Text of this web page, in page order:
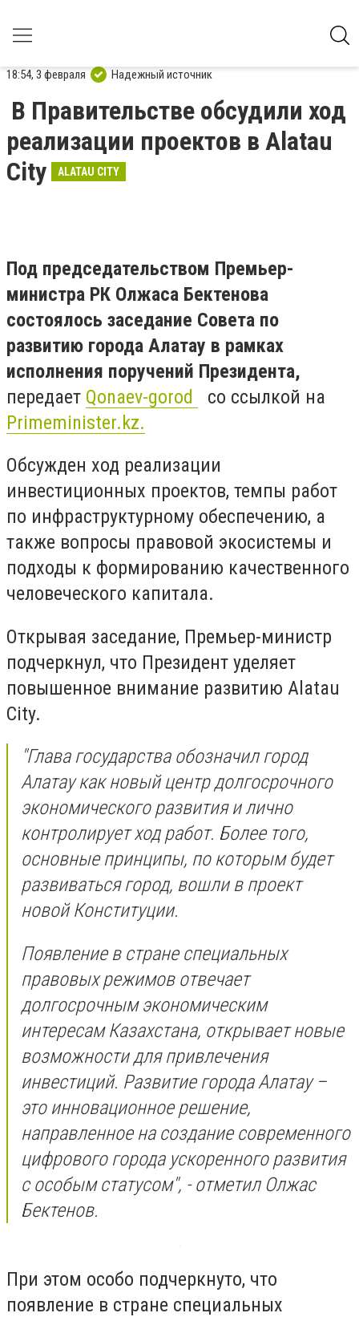
18:54, 3 февраля Надежный источник
В Правительстве обсудили ход
реализации проектов в Alatau
City
ALATAU CITY
Под председательством Премьер-
министра РК Олжаса Бектенова
состоялось заседание Совета по
развитию города Алатау в рамках
исполнения поручений Президента,
передает Qonaev-gorod
со ссылкой на
Primeminister.kz.
Обсужден ход реализации
инвестиционных проектов, темпы работ
по инфраструктурному обеспечению, а
также вопросы правовой экосистемы и
подходы к формированию качественного
человеческого капитала.
Открывая заседание, Премьер-министр
подчеркнул, что Президент уделяет
повышенное внимание развитию Alatau
City.
"Глава государства обозначил город
Алатау как новый центр долгосрочного
экономического развития и лично
контролирует ход работ. Более того,
основные принципы, по которым будет
развиваться город, вошли в проект
новой Конституции.
Появление в стране специальных
правовых режимов отвечает
долгосрочным экономическим
интересам Казахстана, открывает новые
возможности для привлечения
инвестиций. Развитие города Алатау –
это инновационное решение,
направленное на создание современного
цифрового города ускоренного развития
с особым статусом", - отметил Олжас
Бектенов.
При этом особо подчеркнуто, что
появление в стране специальных